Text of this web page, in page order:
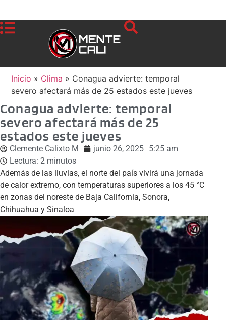
Inicio » Clima » Conagua advierte: temporal
severo afectará más de 25 estados este jueves
Conagua advierte: temporal
severo afectará más de 25
estados este jueves
Clemente Calixto M junio 26, 2025 5:25 am
Lectura: 2 minutos
Además de las lluvias, el norte del país vivirá una jornada
de calor extremo, con temperaturas superiores a los 45 °C
en zonas del noreste de Baja California, Sonora,
Chihuahua y Sinaloa